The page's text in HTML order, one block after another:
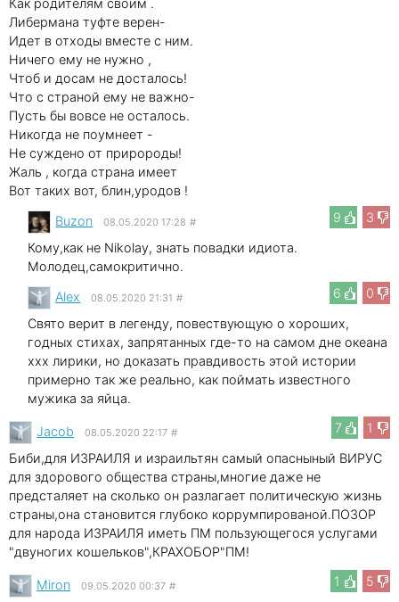
Либермана туфте верен-
Идет в отходы вместе с ним.
Ничего ему не нужно ,
Чтоб и досам не досталось!
Что с страной ему не важно-
Пусть бы вовсе не осталось.
Никогда не поумнеет -
Не суждено от приророды!
Жаль , когда страна имеет
Вот таких вот, блин,уродов !
9
3
Buzon 08.05.2020 17:28 #
Кому,как не Nikolay, знать повадки идиота.
Молодец,самокритично.
6
0
Alex 08.05.2020 21:31 #
Свято верит в легенду, повествующую о хороших,
годных стихах, запрятанных где-то на самом дне океана
xxx лирики, но доказать правдивость этой истории
примерно так же реально, как поймать известного
мужика за яйца.
7
1
Jacob 08.05.2020 22:17 #
Биби,для ИЗРАИЛЯ и израильтян самый опасныный ВИРУС
для здорового общества страны,многие даже не
предсталяет на сколько он разлагает политическую жизнь
страны,она становится глубоко коррумпированой.ПОЗОР
для народа ИЗРАИЛЯ иметь ПМ пользующегося услугами
"двуногих кошельков",КРАХОБОР"ПМ!
1
5
Miron 09.05.2020 00:37 #